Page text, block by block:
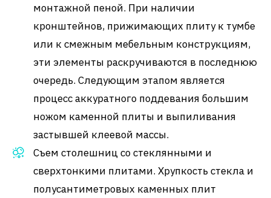
монтажной пеной. При наличии
кронштейнов, прижимающих плиту к тумбе
или к смежным мебельным конструкциям,
эти элементы раскручиваются в последнюю
очередь. Следующим этапом является
процесс аккуратного поддевания большим
ножом каменной плиты и выпиливания
застывшей клеевой массы.
Съем столешниц со стеклянными и
сверхтонкими плитами. Хрупкость стекла и
полусантиметровых каменных плит